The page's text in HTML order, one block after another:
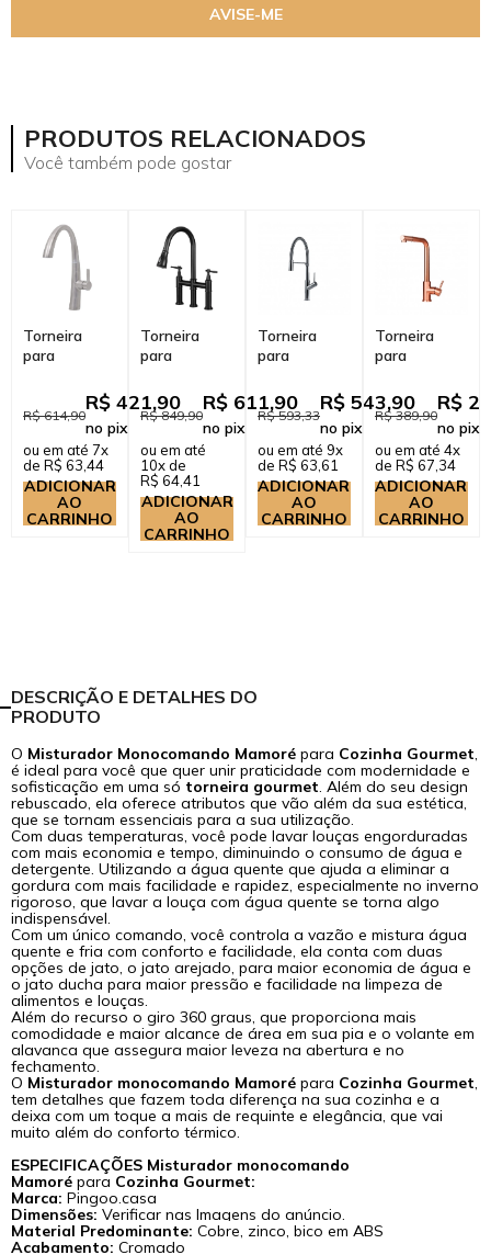
AVISE-ME
PRODUTOS RELACIONADOS
Você também pode gostar
Torneira
para
Misturador
Monocomando
Extensível ...
R$ 614,90
R$ 421,90
no pix
ou em até 7x
de R$ 63,44
ADICIONAR
AO
CARRINHO
Torneira
para
Gourmet
Misturador
Extensível
Duplo
Comand...
R$ 849,90
R$ 611,90
no pix
ou em até
10x de
R$ 64,41
ADICIONAR
AO
CARRINHO
Torneira
para
Gourmet
Misturador
Monocomando
Piranga
Pra...
R$ 593,33
R$ 543,90
no pix
ou em até 9x
de R$ 63,61
ADICIONAR
AO
CARRINHO
Torneira
para
Gourmet
Misturador
Monocomando
Extensível ...
R$ 389,90
R$
no pix
ou em até 4x
de R$ 67,34
ADICIONAR
AO
CARRINHO
DESCRIÇÃO E DETALHES DO
PRODUTO
O Misturador Monocomando Mamoré para Cozinha Gourmet,
é ideal para você que quer unir praticidade com modernidade e
sofisticação em uma só torneira gourmet.Além do seu design
rebuscado, ela oferece atributos que vão além da sua estética,
que se tornam essenciais para a sua utilização.
Com duas temperaturas, você pode lavar louças engorduradas
com mais economia e tempo, diminuindo o consumo de água e
detergente. Utilizando a água quente que ajuda a eliminar a
gordura com mais facilidade e rapidez, especialmente no inverno
rigoroso, que lavar a louça com água quente se torna algo
indispensável.
Com um único comando, você controla a vazão e mistura água
quente e fria com conforto e facilidade, ela conta com duas
opções de jato, o jato arejado, para maior economia de água e
o jato ducha para maior pressão e facilidade na limpeza de
alimentos e louças.
Além do recurso o giro 360 graus, que proporciona mais
comodidade e maior alcance de área em sua pia e o volante em
alavanca que assegura maior leveza na abertura e no
fechamento.
O Misturador monocomando Mamoré para Cozinha Gourmet,
tem detalhes que fazem toda diferença na sua cozinha e a
deixa com um toque a mais de requinte e elegância, que vai
muito além do conforto térmico.
ESPECIFICAÇÕES Misturador monocomando
Mamoré para Cozinha Gourmet:
Marca: Pingoo.casa
Dimensões: Verificar nas Imagens do anúncio.
Material Predominante: Cobre, zinco, bico em ABS
Acabamento:Cromado